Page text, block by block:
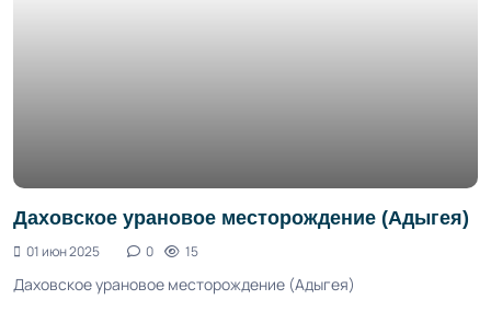
Даховское урановое месторождение (Адыгея)
01 июн 2025 0 15
Даховское урановое месторождение (Адыгея)